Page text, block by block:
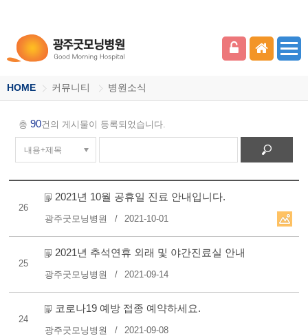
HOME 커뮤니티 병원소식
총90건의 게시물이 등록되었습니다.
26
2021년 10월 공휴일 진료 안내입니다.
광주굿모닝병원 2021-10-01
25
2021년 추석연휴 외래 및 야간진료실 안내
광주굿모닝병원 2021-09-14
24
코로나19 예방 접종 예약하세요.
광주굿모닝병원 2021-09-08